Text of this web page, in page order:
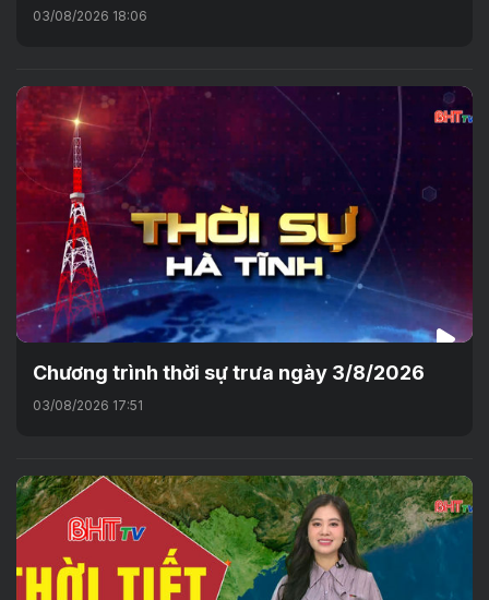
03/08/2026 18:06
Chương trình thời sự trưa ngày 3/8/2026
03/08/2026 17:51